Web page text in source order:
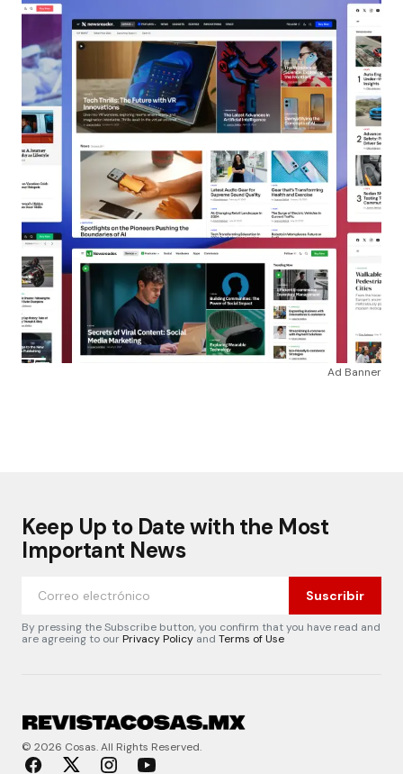
Ad Banner
Keep Up to Date with the Most
Important News
Suscribir
By pressing the Subscribe button, you confirm that you have read and
are agreeing to ourPrivacy Policy and Terms of Use
© 2026 Cosas. All Rights Reserved.